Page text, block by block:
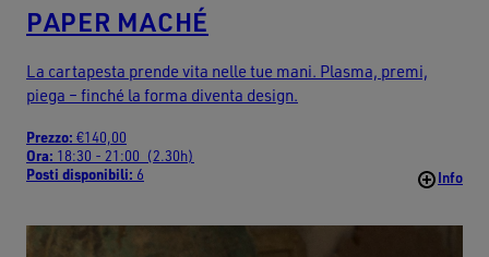
PAPER MACHÉ
La cartapesta prende vita nelle tue mani. Plasma, premi,
piega – finché la forma diventa design.
Prezzo: €140,00
Ora: 18:30 - 21:00 (2.30h)
Posti disponibili: 6 Info